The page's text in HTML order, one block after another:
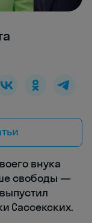
внука
свободы —
Сассекских.